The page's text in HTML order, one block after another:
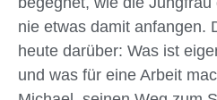
nie etwas damit anfangen.
heute darüber: Was ist
und was für eine Arbeit